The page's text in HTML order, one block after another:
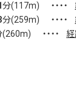
分(117m) ・・・・
分(259m) ・・・・
(260m) ・・・・